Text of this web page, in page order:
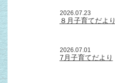
2026.07.23
８月子育てだより
2026.07.01
7月子育てだより